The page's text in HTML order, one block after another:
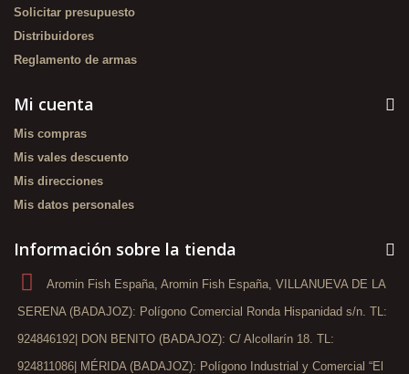
Solicitar presupuesto
Distribuidores
Reglamento de armas
Mi cuenta
Mis compras
Mis vales descuento
Mis direcciones
Mis datos personales
Información sobre la tienda
Aromin Fish España, Aromin Fish España, VILLANUEVA DE LA
SERENA (BADAJOZ): Polígono Comercial Ronda Hispanidad s/n. TL:
924846192| DON BENITO (BADAJOZ): C/ Alcollarín 18. TL:
924811086| MÉRIDA (BADAJOZ): Polígono Industrial y Comercial “El